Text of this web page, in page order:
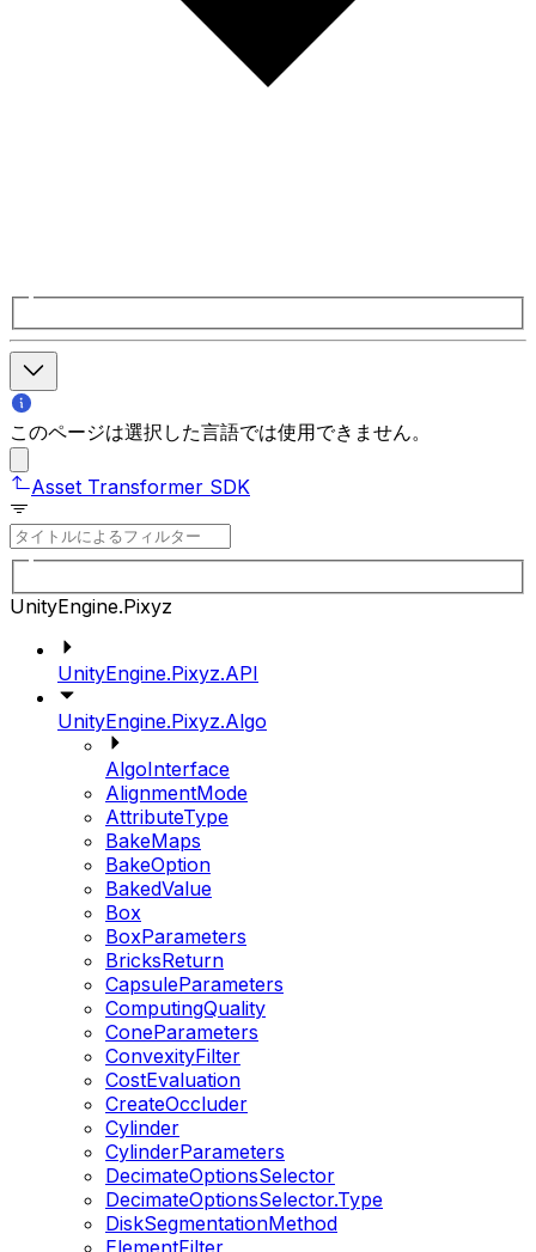
このページは選択した言語では使用できません。
Asset Transformer SDK
UnityEngine.Pixyz
UnityEngine.Pixyz.API
UnityEngine.Pixyz.Algo
AlgoInterface
AlignmentMode
AttributeType
BakeMaps
BakeOption
BakedValue
Box
BoxParameters
BricksReturn
CapsuleParameters
ComputingQuality
ConeParameters
ConvexityFilter
CostEvaluation
CreateOccluder
Cylinder
CylinderParameters
DecimateOptionsSelector
DecimateOptionsSelector.Type
DiskSegmentationMethod
ElementFilter